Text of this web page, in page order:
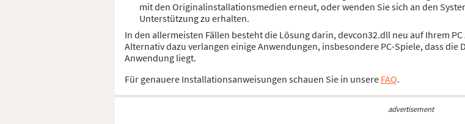
mit den Originalinstallationsmedien erneut, oder wenden Sie sich an den
Unterstützung zu erhalten.
In den allermeisten Fällen besteht die Lösung darin, devcon32.dll neu auf Ihrem
Alternativ dazu verlangen einige Anwendungen, insbesondere PC-Spiele, dass
Anwendung liegt.
Für genauere Installationsanweisungen schauen Sie in unsere FAQ.
advertisement